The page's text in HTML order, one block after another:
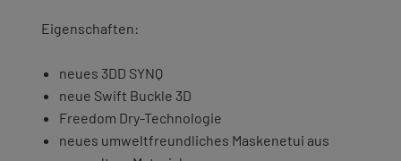
Eigenschaften:
neues 3DD SYNQ
neue Swift Buckle 3D
Freedom Dry-Technologie
neues umweltfreundliches Maskenetui aus